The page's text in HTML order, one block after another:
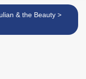
Julian & the Beauty >